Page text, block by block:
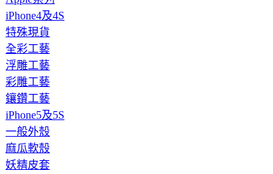
iPhone4及4S
特殊現貨
全彩工藝
浮雕工藝
彩雕工藝
鑲鑽工藝
iPhone5及5S
一般外殼
麻瓜軟殼
妖精皮套